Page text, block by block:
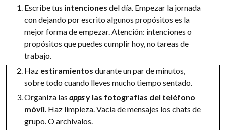
Escribe tus intenciones del día. Empezar la jornada
con dejando por escrito algunos propósitos es la
mejor forma de empezar. Atención: intenciones o
propósitos que puedes cumplir hoy, no tareas de
trabajo.
Haz estiramientos durante un par de minutos,
sobre todo cuando lleves mucho tiempo sentado.
Organiza lasappsy las fotografías del teléfono
móvil . Haz limpieza. Vacía de mensajes los chats de
grupo. O archívalos.